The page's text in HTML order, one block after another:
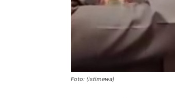
Foto: (istimewa)